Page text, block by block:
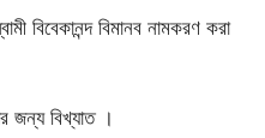
বিবেকানন্দ বিমানব নামকরণ করা
জন্য বিখ্যাত ।